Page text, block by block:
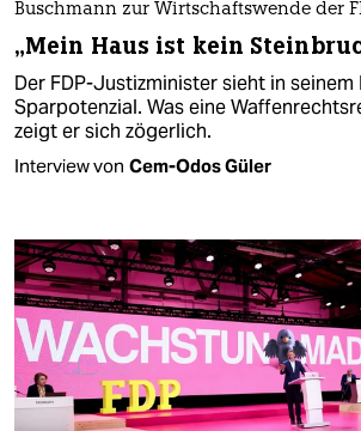
Buschmann zur Wirtschaftswende der
„Mein Haus ist kein
Der FDP-Justizminister sieht in
Sparpotenzial. Was eine
zeigt er sich zögerlich.
Interview von Cem-Odos Güler